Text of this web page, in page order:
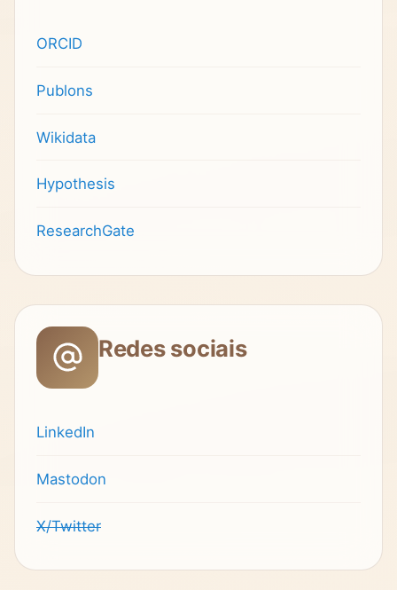
ORCID
Publons
Wikidata
Hypothesis
ResearchGate
Redes sociais
LinkedIn
Mastodon
X/Twitter